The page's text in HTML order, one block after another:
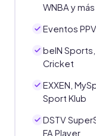
WNBA y más
Eventos
beIN
Cricket
EXXEN,
Sport Klub
DSTV
FA Player